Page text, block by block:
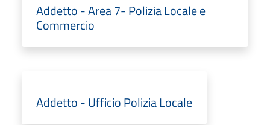
Addetto - Area 7- Polizia Locale e
Commercio
Addetto - Ufficio Polizia Locale